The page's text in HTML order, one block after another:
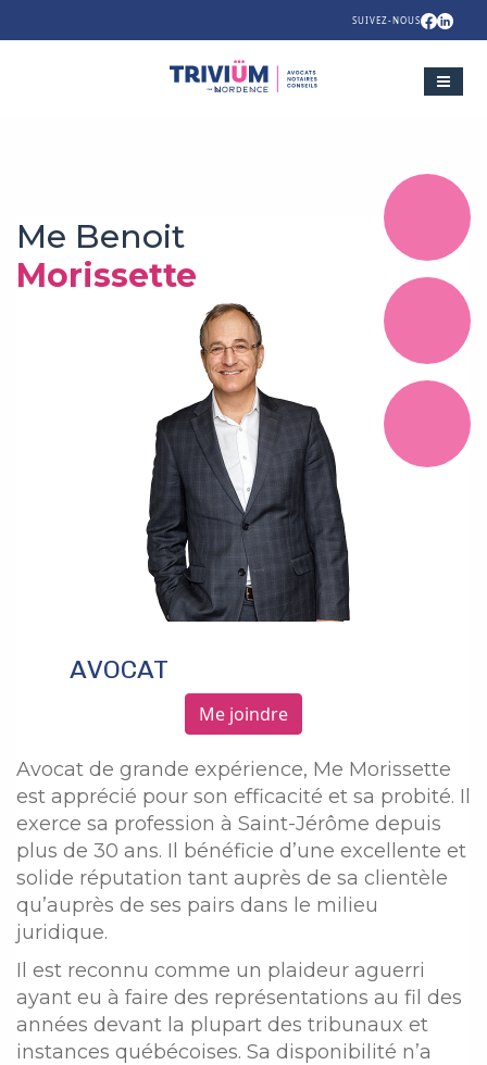
SUIVEZ-NOUS
Me Benoit
Morissette
AVOCAT
Me joindre
Avocat de grande expérience, Me Morissette
est apprécié pour son efficacité et sa probité. Il
exerce sa profession à Saint-Jérôme depuis
plus de 30 ans. Il bénéficie d’une excellente et
solide réputation tant auprès de sa clientèle
qu’auprès de ses pairs dans le milieu
juridique.
Il est reconnu comme un plaideur aguerri
ayant eu à faire des représentations au fil des
années devant la plupart des tribunaux et
instances québécoises. Sa disponibilité n’a